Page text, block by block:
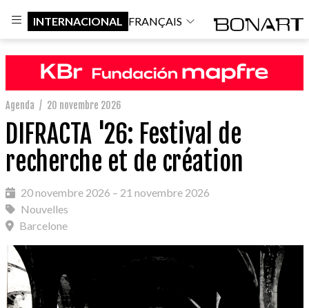
INTERNACIONAL FRANÇAIS
Agenda / 20 novembre 2026
DIFRACTA '26: Festival de
recherche et de création
20 novembre 2026 – 21 novembre 2026
Nouvelles
Barcelone